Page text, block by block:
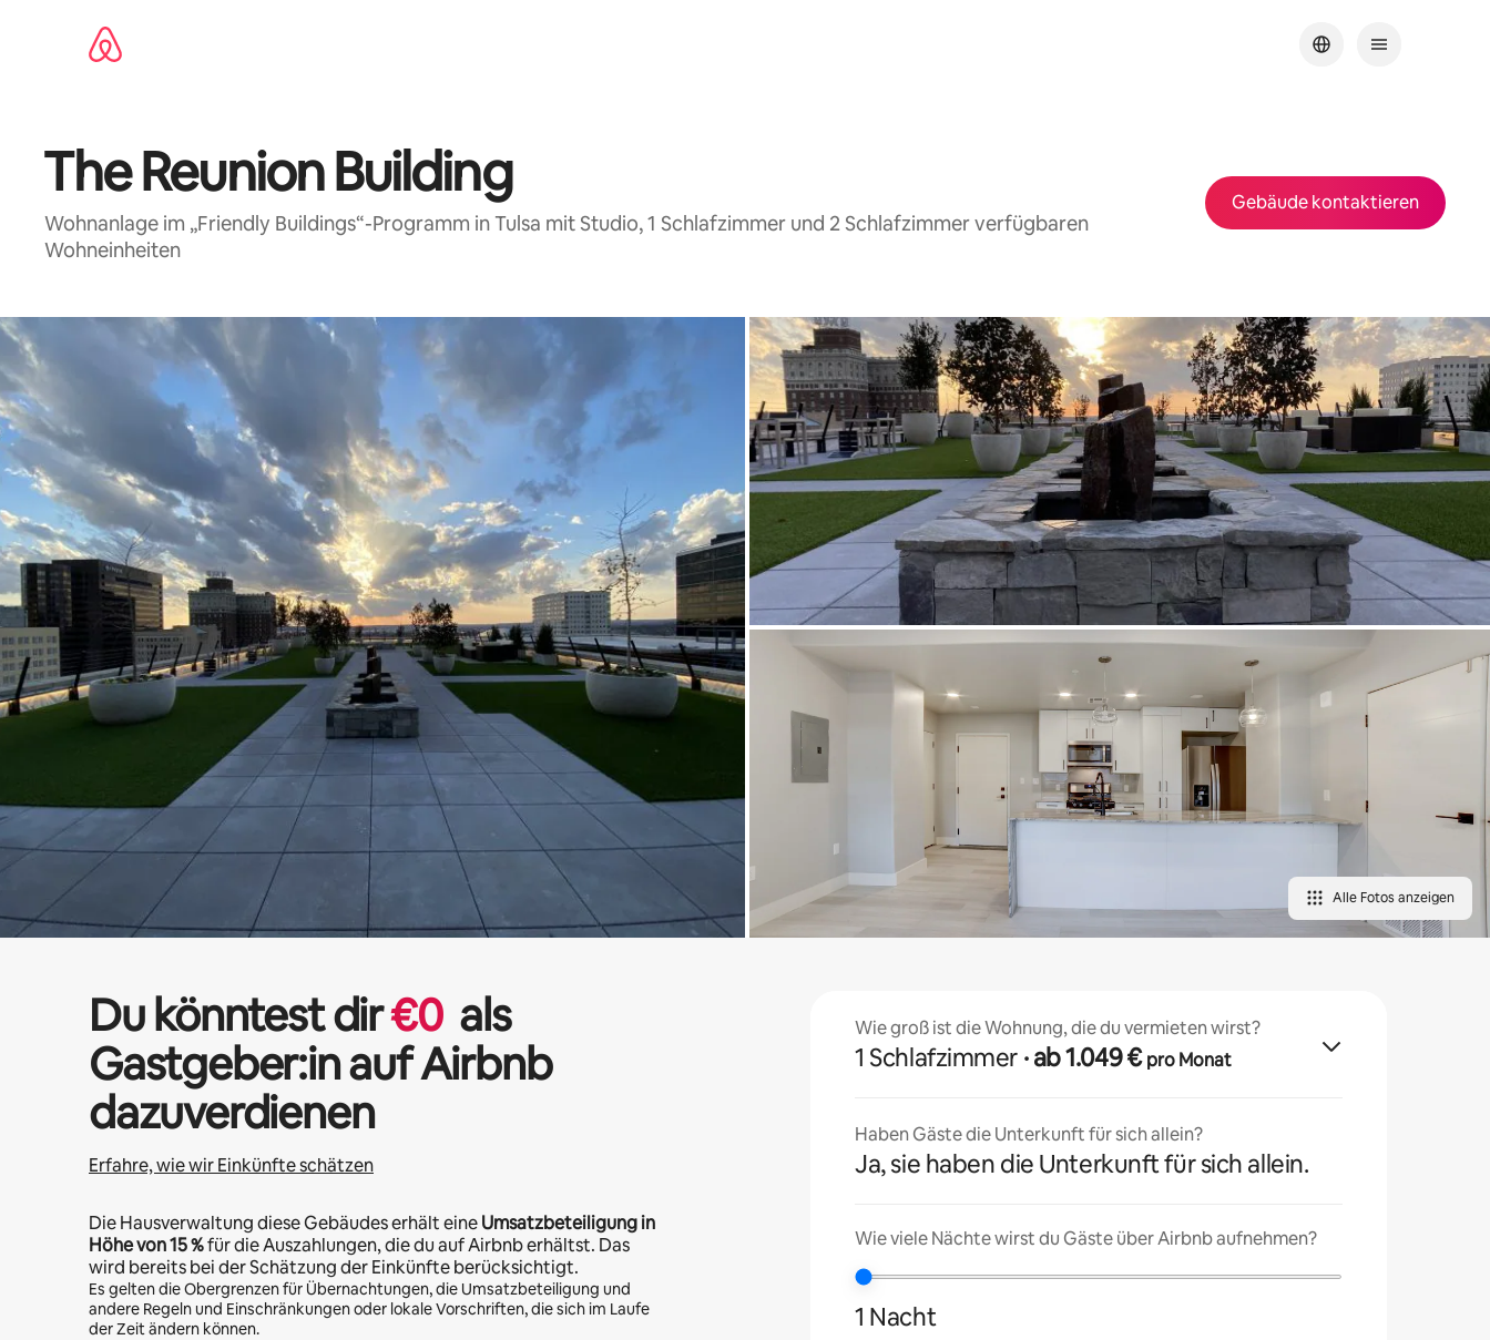
The Reunion Building
Wohnanlage im „Friendly Buildings“-Programm in Tulsa mit Studio, 1 Schlafzimmer und 2 Schlafzimmer verfügbaren
Wohneinheiten
Gebäude kontaktieren
Alle Fotos anzeigen
Du könntest dir€0 als
Gastgeber:in auf Airbnb
dazuverdienen
Erfahre, wie wir Einkünfte schätzen
Die Hausverwaltung diese Gebäudes erhält eineUmsatzbeteiligung in
Höhe von15 %für die Auszahlungen, die du auf Airbnb erhältst. Das
wird bereits bei der Schätzung der Einkünfte berücksichtigt.
Es gelten die Obergrenzen für Übernachtungen, die Umsatzbeteiligung und
andere Regeln und Einschränkungen oder lokale Vorschriften, die sich im Laufe
der Zeit ändern können.
Wie groß ist die Wohnung, die du vermieten wirst?
1 Schlafzimmer · ab 1.049 €pro Monat
Haben Gäste die Unterkunft für sich allein?
Ja, sie haben die Unterkunft für sich allein.
Wie viele Nächte wirst du Gäste über Airbnb aufnehmen?
1 Nacht